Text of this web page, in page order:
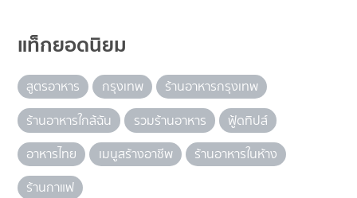
แท็กยอดนิยม
สูตรอาหาร กรุงเทพ
ร้านอาหารกรุงเทพ
ร้านอาหารใกล้ฉัน
รวมร้านอาหาร
ฟู้ดทิปส์
อาหารไทย
เมนูสร้างอาชีพ
ร้านอาหารในห้าง
ร้านกาแฟ